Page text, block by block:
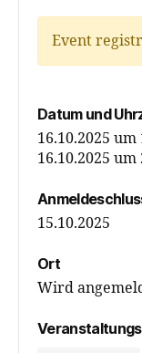
Event
Datum und
16.10.2025 um
16.10.2025 um
15.10.2025
Ort
Wird